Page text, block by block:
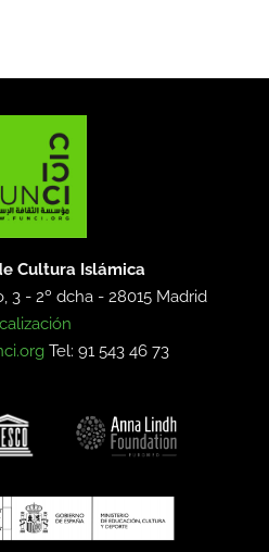
Cultura Islámica
3 - 2º dcha -28015 Madrid
Tel: 91 543 46 73